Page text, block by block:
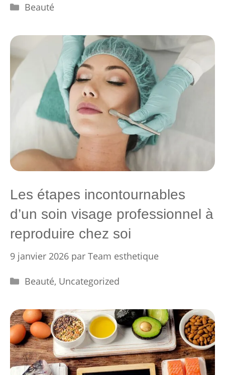
Catégories
Beauté
Les étapes incontournables
d’un soin visage professionnel à
reproduire chez soi
9 janvier 2026 par Team esthetique
Catégories
Beauté, Uncategorized